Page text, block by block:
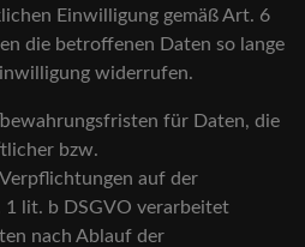
Einwilligung gemäß Art. 6
die betroffenen Daten so lange
widerrufen.
für Daten, die
bzw.
auf der
1 lit. b DSGVO verarbeitet
nach Ablauf der